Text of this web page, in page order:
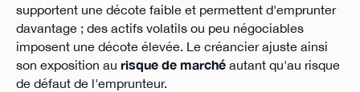
supportent une décote faible et permettent d'emprunter
davantage ; des actifs volatils ou peu négociables
imposent une décote élevée. Le créancier ajuste ainsi
son exposition au risque de marchéautant qu'au risque
de défaut de l'emprunteur.